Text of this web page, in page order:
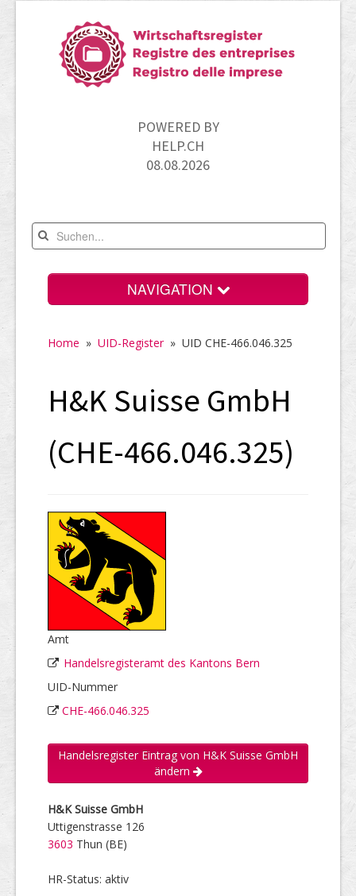
POWERED BY
HELP.CH
08.08.2026
NAVIGATION
Neugründungen
UID-Register
Home » UID-Register» UID CHE-466.046.325
H&K Suisse GmbH
(CHE-466.046.325)
Amt
Handelsregisteramt des Kantons Bern
UID-Nummer
CHE-466.046.325
Handelsregister Eintrag von H&K Suisse GmbH
ändern
H&K Suisse GmbH
Uttigenstrasse 126
3603 Thun (BE)
HR-Status: aktiv